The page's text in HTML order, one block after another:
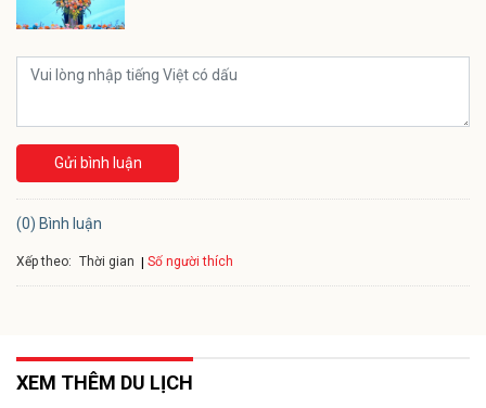
Gửi bình luận
(0) Bình luận
Xếp theo: Thời gian Số người thích
XEM THÊM DU LỊCH